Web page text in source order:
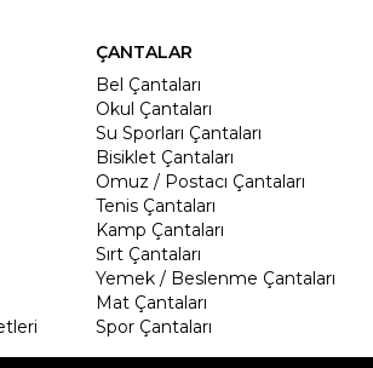
ÇANTALAR
Bel Çantaları
Okul Çantaları
Su Sporları Çantaları
Bisiklet Çantaları
Omuz / Postacı Çantaları
Tenis Çantaları
Kamp Çantaları
Sırt Çantaları
Yemek / Beslenme Çantaları
Mat Çantaları
Spor Çantaları